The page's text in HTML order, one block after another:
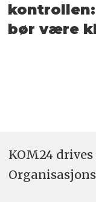
kontrollen:
bør være
KOM24 drives